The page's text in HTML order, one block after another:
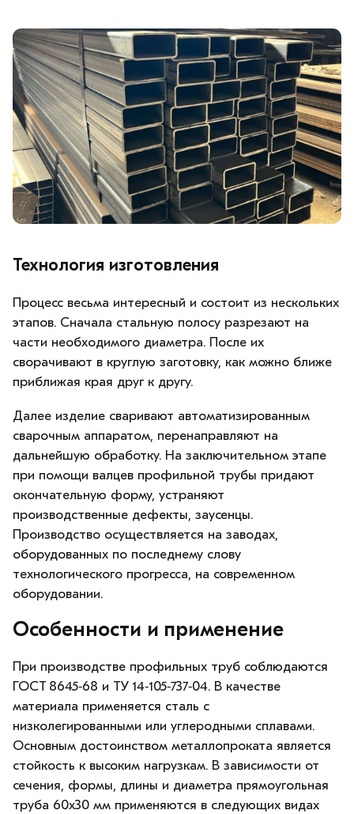
Технология изготовления
Процесс весьма интересный и состоит из нескольких
этапов. Сначала стальную полосу разрезают на
части необходимого диаметра. После их
сворачивают в круглую заготовку, как можно ближе
приближая края друг к другу.
Далее изделие сваривают автоматизированным
сварочным аппаратом, перенаправляют на
дальнейшую обработку. На заключительном этапе
при помощи валцев профильной трубы придают
окончательную форму, устраняют
производственные дефекты, заусенцы.
Производство осуществляется на заводах,
оборудованных по последнему слову
технологического прогресса, на современном
оборудовании.
Особенности и применение
При производстве профильных труб соблюдаются
ГОСТ 8645‑68 и ТУ 14‑105‑737‑04. В качестве
материала применяется сталь с
низколегированными или углеродными сплавами.
Основным достоинством металлопроката является
стойкость к высоким нагрузкам. В зависимости от
сечения, формы, длины и диаметра прямоугольная
труба 60х30 мм применяются в следующих видах